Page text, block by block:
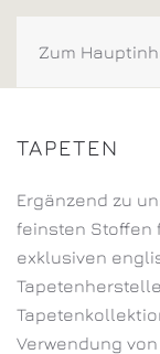
Zum
TAPETEN
Ergänzend zu
feinsten Stoffen
exklusiven
Verwendung